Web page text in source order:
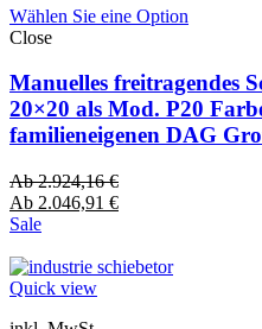
Wählen Sie eine Option
Close
Manuelles freitragendes
20×20 als Mod. P20
familieneigenen DAG
Ab2.924,16€
Ab 2.046,91 €
Sale
Quick view